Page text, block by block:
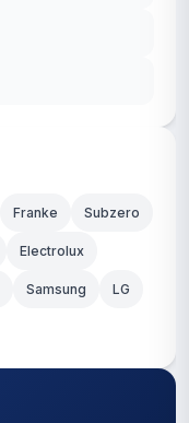
Franke Subzero
Electrolux
Samsung LG